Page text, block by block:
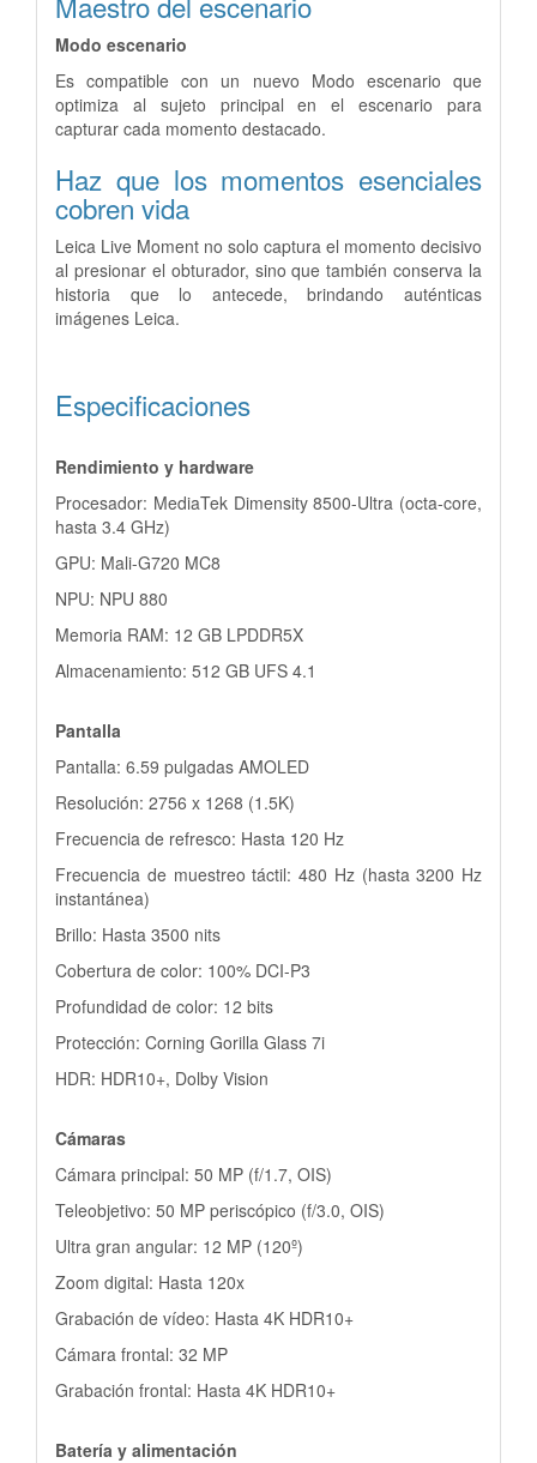
Modo escenario
Es compatible con un nuevo Modo escenario que
optimiza al sujeto principal en el escenario para
capturar cada momento destacado.
Haz que los momentos esenciales
cobren vida
Leica Live Moment no solo captura el momento decisivo
al presionar el obturador, sino que también conserva la
historia que lo antecede, brindando auténticas
imágenes Leica.
Especificaciones
Rendimiento y hardware
Procesador: MediaTek Dimensity 8500-Ultra (octa-core,
hasta 3.4 GHz)
GPU: Mali-G720 MC8
NPU: NPU 880
Memoria RAM: 12 GB LPDDR5X
Almacenamiento: 512 GB UFS 4.1
Pantalla
Pantalla: 6.59 pulgadas AMOLED
Resolución: 2756 x 1268 (1.5K)
Frecuencia de refresco: Hasta 120 Hz
Frecuencia de muestreo táctil: 480 Hz (hasta 3200 Hz
instantánea)
Brillo: Hasta 3500 nits
Cobertura de color: 100% DCI-P3
Profundidad de color: 12 bits
Protección: Corning Gorilla Glass 7i
HDR: HDR10+, Dolby Vision
Cámaras
Cámara principal: 50 MP (f/1.7, OIS)
Teleobjetivo: 50 MP periscópico (f/3.0, OIS)
Ultra gran angular: 12 MP (120º)
Zoom digital: Hasta 120x
Grabación de vídeo: Hasta 4K HDR10+
Cámara frontal: 32 MP
Grabación frontal: Hasta 4K HDR10+
Batería y alimentación